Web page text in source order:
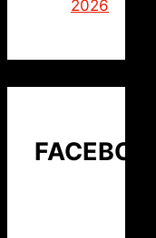
2026
FACEBOOK